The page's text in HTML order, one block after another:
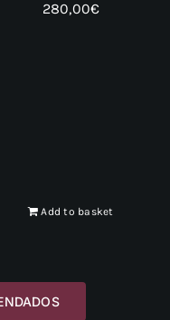
280,00€
Add to basket